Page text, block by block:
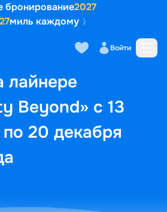
бронирование2027
миль каждому
Войти
лайнере
Beyond» с 13
20 декабря
кают Маршрут и